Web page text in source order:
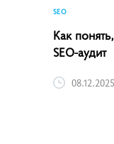
SEO
Как
SEO-аудит